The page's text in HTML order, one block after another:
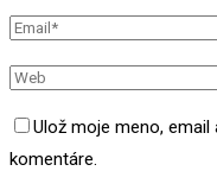
Ulož moje meno,
komentáre.